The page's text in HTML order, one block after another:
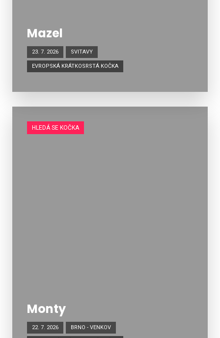
Mazel
23. 7. 2026 SVITAVY
EVROPSKÁ KRÁTKOSRSTÁ KOČKA
HLEDÁ SE KOČKA
Monty
22. 7. 2026 BRNO - VENKOV